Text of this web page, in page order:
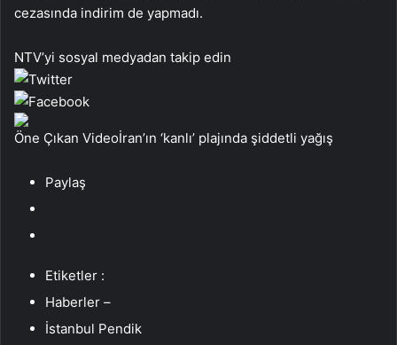
cezasında indirim de yapmadı.
NTV’yi sosyal medyadan takip edin
Öne Çıkan Videoİran’ın ‘kanlı’ plajında şiddetli yağış
Paylaş
Etiketler :
Haberler –
İstanbul Pendik